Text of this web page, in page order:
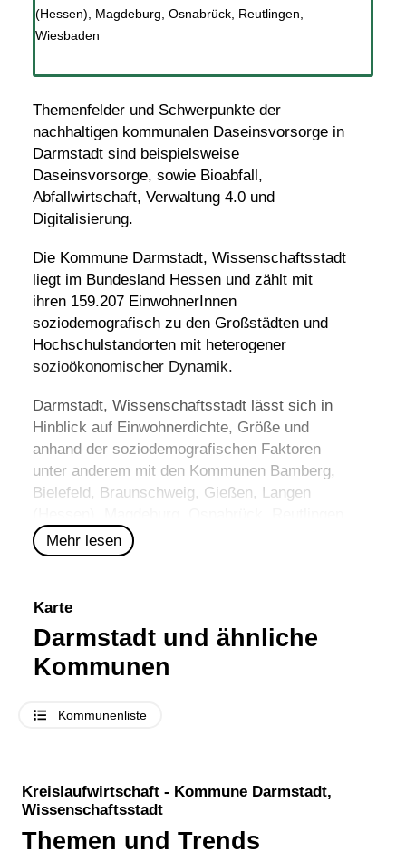
Themenfelder und Schwerpunkte der
nachhaltigen kommunalen Daseinsvorsorge in
Darmstadt sind beispielsweise
Daseinsvorsorge, sowie Bioabfall ,
Abfallwirtschaft, Verwaltung 4.0und
Digitalisierung.
Die Kommune Darmstadt, Wissenschaftsstadt
liegt im Bundesland Hessen und zählt mit
ihren 159.207 EinwohnerInnen
soziodemografisch zu den Großstädten und
Hochschulstandorten mit heterogener
sozioökonomischer Dynamik.
Darmstadt, Wissenschaftsstadt lässt sich in
Hinblick auf Einwohnerdichte, Größe und
anhand der soziodemografischen Faktoren
unter anderem mit den Kommunen Bamberg,
Bielefeld , Braunschweig, Gießen, Langen
undWiesbaden
Mehr lesen
(Hessen)
Magdeburg Osnabrück, Reutlingen
Wiesbaden
Karte
Darmstadt und ähnliche
Kommunen
Kommunenliste
Kreislaufwirtschaft - Kommune Darmstadt,
Wissenschaftsstadt
Themen und Trends